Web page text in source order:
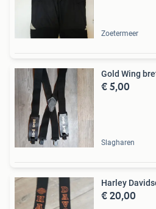
Zoetermeer
Gold Wing
€ 5,00
Slagharen
Harley
€ 20,00